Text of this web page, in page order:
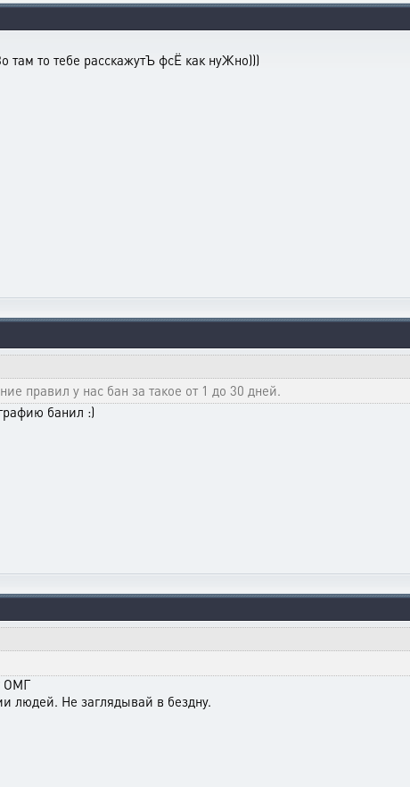
там то тебе расскажутЪ фсЁ как нуЖно)))
правил у нас бан за такое от 1 до 30 дней.
банил :)
ОМГ
людей. Не заглядывай в бездну.